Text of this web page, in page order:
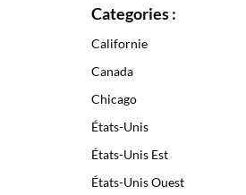
Categories :
Californie
Canada
Chicago
États-Unis
États-Unis Est
États-Unis Ouest